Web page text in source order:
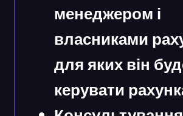
менеджером і
власниками
для яких він
керувати